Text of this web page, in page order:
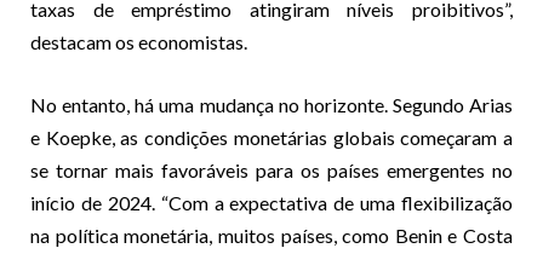
taxas de empréstimo atingiram níveis proibitivos”,
destacam os economistas.
No entanto, há uma mudança no horizonte. Segundo Arias
e Koepke, as condições monetárias globais começaram a
se tornar mais favoráveis para os países emergentes no
início de 2024. “Com a expectativa de uma flexibilização
na política monetária, muitos países, como Benin e Costa